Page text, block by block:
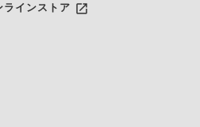
ラインストア launch